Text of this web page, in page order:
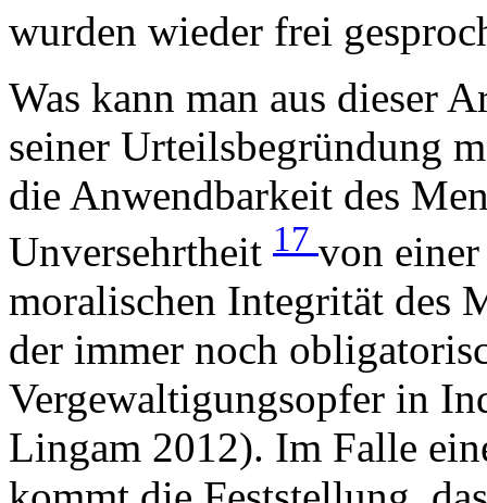
wurden wieder frei
Was kann man aus dieser
seiner Urteilsbegründung
die Anwendbarkeit des
Unversehrtheit 17 von
moralischen Integrität des
der immer noch
Vergewaltigungsopfer in
Lingam 2012). Im Falle